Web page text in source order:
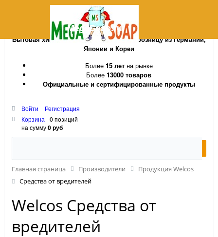
MegaSoap.ru
Бытовая химия и косметика оптом и в розницу из Германии,
Японии и Кореи
Более 15 летна рынке
Более 13000 товаров
Официальные и сертифицированные продукты
Войти
Регистрация
Корзина
0 позиций
на сумму0 руб
Главная страница Производители
Продукция Welcos
Средства от вредителей
Welcos Средства от
вредителей